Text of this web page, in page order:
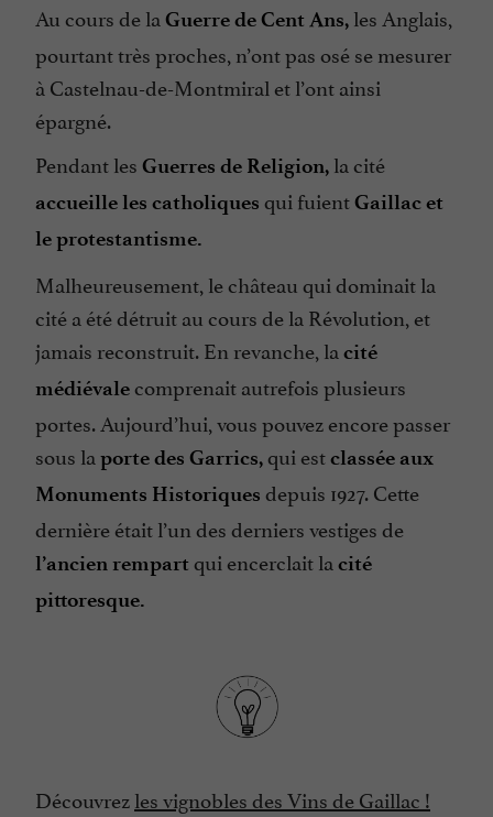
Au cours de la Guerre de Cent Ans, les Anglais,
pourtant très proches, n’ont pas osé se mesurer
à Castelnau-de-Montmiral et l’ont ainsi
épargné.
Pendant les Guerres de Religion, la cité
accueille les catholiques qui fuientGaillac et
le protestantisme.
Malheureusement, le château qui dominait la
cité a été détruit au cours de la Révolution, et
jamais reconstruit. En revanche, la cité
médiévale comprenait autrefois plusieurs
portes. Aujourd’hui, vous pouvez encore passer
sous la porte des Garrics,qui estclassée aux
Monuments Historiques depuis 1927. Cette
dernière était l’un des derniers vestiges de
l’ancien rempart qui encerclait la cité
pittoresque.
Découvrezles vignobles des Vins de Gaillac !